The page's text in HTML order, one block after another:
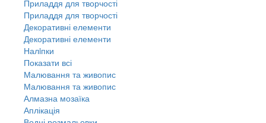
Приладдя для творчості
Приладдя для творчості
Декоративні елементи
Декоративні елементи
Налiпки
Показати всі
Малювання та живопис
Малювання та живопис
Алмазна мозаїка
Аплікація